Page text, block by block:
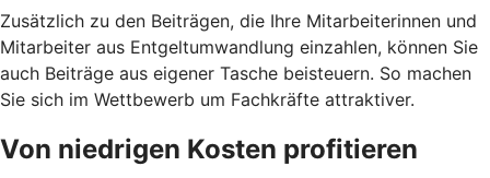
Zusätzlich zu den Beiträgen, die Ihre Mitarbeiterinnen und
Mitarbeiter aus Entgeltumwandlung einzahlen, können Sie
auch Beiträge aus eigener Tasche beisteuern. So machen
Sie sich im Wettbewerb um Fachkräfte attraktiver.
Von niedrigen Kosten profitieren